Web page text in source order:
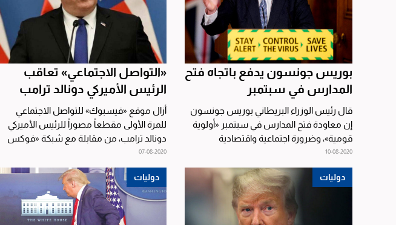
بوريس جونسون يدفع باتجاه فتح
المدارس في سبتمبر
قال رئيس الوزراء البريطاني بوريس جونسون
إن معاودة فتح المدارس في سبتمبر «أولوية
قومية»، وضرورة اجتماعية واقتصادية
وأخلاقية، مشدداً على...
10-08-2020
«التواصل الاجتماعي» تعاقب
الرئيس الأميركي دونالد ترامب
أزال موقع «فيسبوك» للتواصل الاجتماعي
للمرة الأولى مقطعاً مصوراً للرئيس الأميركي
دونالد ترامب، من مقابلة مع شبكة «فوكس
نيوز» المحافظة،...
07-08-2020
دوليات دوليات